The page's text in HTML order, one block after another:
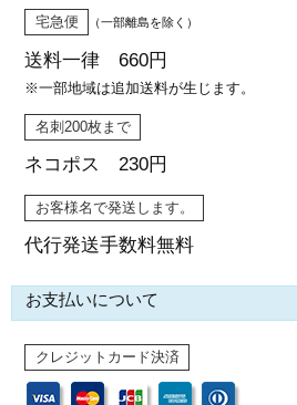
宅急便 （一部離島を除く）
送料一律 660円
※一部地域は追加送料が生じます。
名刺200枚まで
ネコポス 230円
お客様名で発送します。
代行発送手数料無料
お支払いについて
クレジットカード決済